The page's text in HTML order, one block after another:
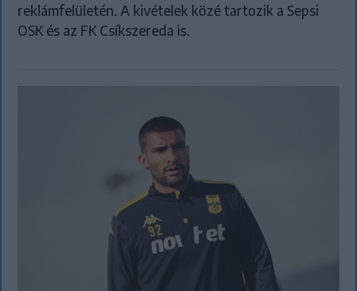
reklámfelületén. A kivételek közé tartozik a Sepsi
OSK és az FK Csíkszereda is.